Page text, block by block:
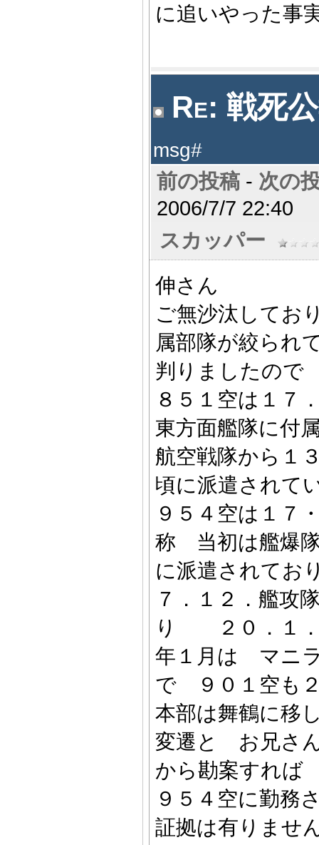
に追いやった事
Re: 戦死
msg#
前の投稿 - 次の
2006/7/7 22:40
スカッパー
伸さん
ご無沙汰して
属部隊が絞られ
判りましたの
８５１空は１７
東方面艦隊に付
航空戦隊から１
頃に派遣されて
９５４空は１７
称 当初は艦爆
に派遣されてお
７．１２．艦
り ２０．１．
年１月は マニ
で ９０１空も
本部は舞鶴に移
変遷と お兄さ
から勘案すれば
９５４空に勤務
証拠は有りませ